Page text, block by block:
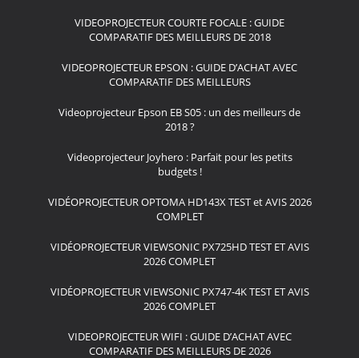
VIDEOPROJECTEUR COURTE FOCALE : GUIDE
COMPARATIF DES MEILLEURS DE 2018
VIDEOPROJECTEUR EPSON : GUIDE D’ACHAT AVEC
COMPARATIF DES MEILLEURS
Videoprojecteur Epson EB S05 : un des meilleurs de
2018 ?
Videoprojecteur Joyhero : Parfait pour les petits
budgets !
VIDÉOPROJECTEUR OPTOMA HD143X TEST et AVIS 2026
COMPLET
VIDÉOPROJECTEUR VIEWSONIC PX725HD TEST ET AVIS
2026 COMPLET
VIDÉOPROJECTEUR VIEWSONIC PX747-4K TEST ET AVIS
2026 COMPLET
VIDEOPROJECTEUR WIFI : GUIDE D’ACHAT AVEC
COMPARATIF DES MEILLEURS DE 2026